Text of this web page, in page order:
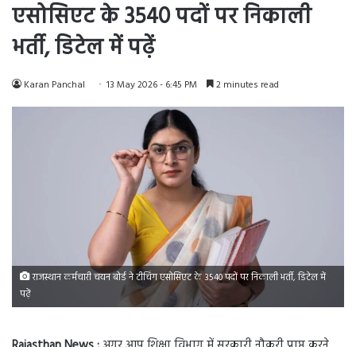
एसोसिएट के 3540 पदों पर निकाली
भर्ती, डिटेल में पढ़ें
Karan Panchal 13 May 2026 - 6:45 PM 2 minutes read
राजस्थान कर्मचारी चयन बोर्ड ने टीचिंग एसोसिएट के 3540 पदों पर निकाली भर्ती, डिटेल में
पढ़ें